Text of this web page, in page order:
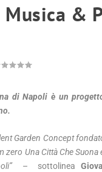
&
di Napoli è un
Garden Concept
zero Una Città Che Suona
– sottolinea